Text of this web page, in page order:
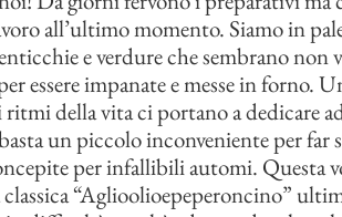
all’ultimo momento. Siamo in
e verdure che sembrano non
essere impanate e messe in forno.
ritmi della vita ci portano a dedicare
un piccolo inconveniente per far
per infallibili automi. Questa
“Aglioolioepeperoncino”